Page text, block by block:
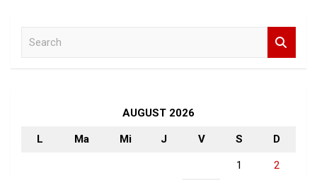
AUGUST 2026
L Ma Mi J V S D
1 2